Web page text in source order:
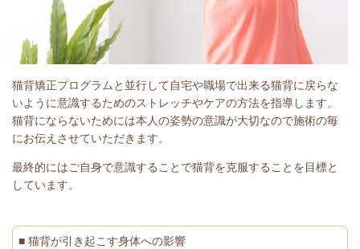
猫背矯正プログラムと並行して自宅や職場で出来る猫背に戻らな
いように意識するためのストレッチやケアの方法を指導します。
猫背にならないためには本人の姿勢の意識が大切なので施術の毎
にお伝えさせていただきます。
最終的にはご自身で意識することで猫背を克服することを目標と
しています。
■ 猫背が引き起こす身体への影響